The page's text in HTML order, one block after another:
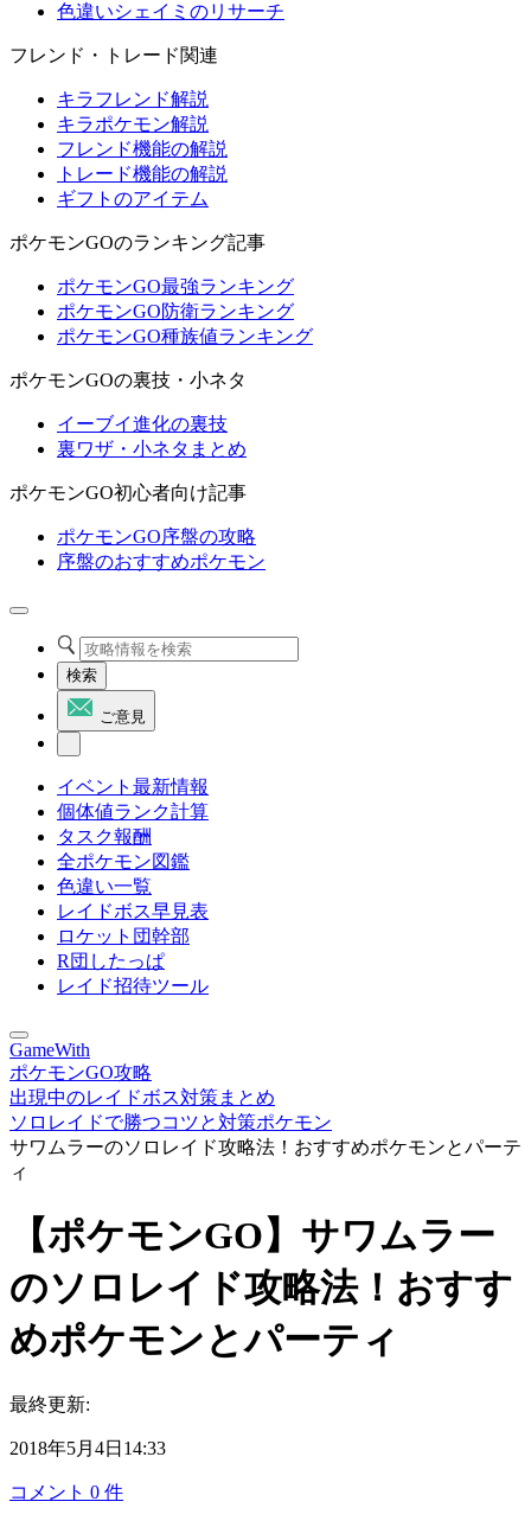
色違いシェイミのリサーチ
フレンド・トレード関連
キラフレンド解説
キラポケモン解説
フレンド機能の解説
トレード機能の解説
ギフトのアイテム
ポケモンGOのランキング記事
ポケモンGO最強ランキング
ポケモンGO防衛ランキング
ポケモンGO種族値ランキング
ポケモンGOの裏技・小ネタ
イーブイ進化の裏技
裏ワザ・小ネタまとめ
ポケモンGO初心者向け記事
ポケモンGO序盤の攻略
序盤のおすすめポケモン
検索
ご意見
イベント最新情報
個体値ランク計算
タスク報酬
全ポケモン図鑑
色違い一覧
レイドボス早見表
ロケット団幹部
R団したっぱ
レイド招待ツール
GameWith
ポケモンGO攻略
出現中のレイドボス対策まとめ
ソロレイドで勝つコツと対策ポケモン
サワムラーのソロレイド攻略法！おすすめポケモンとパーテ
ィ
【ポケモンGO】サワムラー
のソロレイド攻略法！おすす
めポケモンとパーティ
最終更新:
2018年5月4日14:33
コメント 0 件